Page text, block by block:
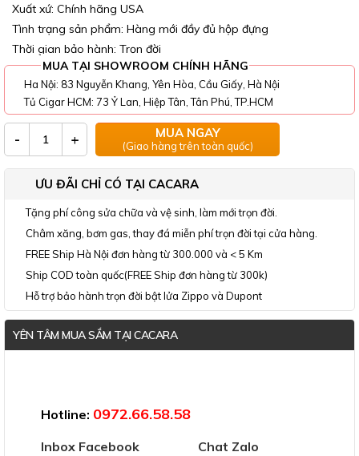
Xuất xứ: Chính hãng USA
Tình trạng sản phẩm: Hàng mới đầy đủ hộp đựng
Thời gian bảo hành: Trọn đời
MUA TẠI SHOWROOM CHÍNH HÃNG
Ha Nội: 83 Nguyễn Khang, Yên Hòa, Cầu Giấy, Hà Nội
Tủ Cigar HCM: 73 Ỷ Lan, Hiệp Tân, Tân Phú, TP.HCM
- + MUA NGAY
(Giao hàng trên toàn quốc)
ƯU ĐÃI CHỈ CÓ TẠI CACARA
Tặng phí công sửa chữa và vệ sinh, làm mới trọn đời.
Châm xăng, bơm gas, thay đá miễn phí trọn đời tại cửa hàng.
FREE Ship Hà Nội đơn hàng từ 300.000 và < 5 Km
Ship COD toàn quốc(FREE Ship đơn hàng từ 300k)
Hỗ trợ bảo hành trọn đời bật lửa Zippo và Dupont
YÊN TÂM MUA SẮM TẠI CACARA
Hotline: 0972.66.58.58
Inbox Facebook Chat Zalo